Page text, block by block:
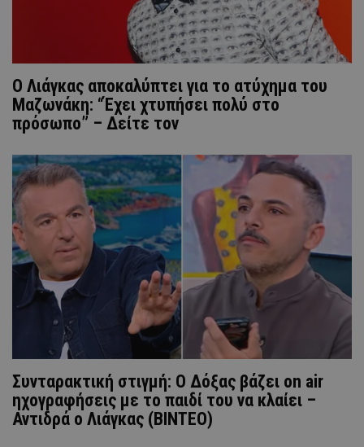
Ο Λιάγκας αποκαλύπτει για το ατύχημα του
Μαζωνάκη: “Έχει χτυπήσει πολύ στο
πρόσωπο” – Δείτε τον
Συνταρακτική στιγμή: Ο Δόξας βάζει on air
ηχογραφήσεις με το παιδί του να κλαίει –
Αντιδρά ο Λιάγκας (ΒΙΝΤΕΟ)